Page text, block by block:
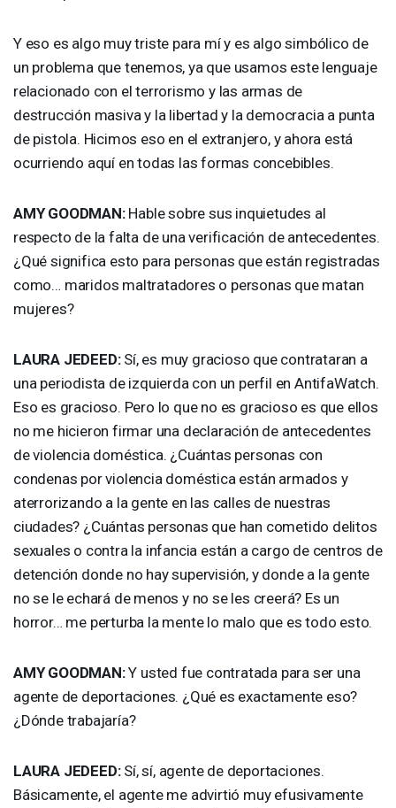
Y eso es algo muy triste para mí y es algo simbólico de
un problema que tenemos, ya que usamos este lenguaje
relacionado con el terrorismo y las armas de
destrucción masiva y la libertad y la democracia a punta
de pistola. Hicimos eso en el extranjero, y ahora está
ocurriendo aquí en todas las formas concebibles.
AMY GOODMAN:Hable sobre sus inquietudes al
respecto de la falta de una verificación de antecedentes.
¿Qué significa esto para personas que están registradas
como… maridos maltratadores o personas que matan
mujeres?
LAURA JEDEED:Sí, es muy gracioso que contrataran a
una periodista de izquierda con un perfil en AntifaWatch.
Eso es gracioso. Pero lo que no es gracioso es que ellos
no me hicieron firmar una declaración de antecedentes
de violencia doméstica. ¿Cuántas personas con
condenas por violencia doméstica están armados y
aterrorizando a la gente en las calles de nuestras
ciudades? ¿Cuántas personas que han cometido delitos
sexuales o contra la infancia están a cargo de centros de
detención donde no hay supervisión, y donde a la gente
no se le echará de menos y no se les creerá? Es un
horror… me perturba la mente lo malo que es todo esto.
AMY GOODMAN:Y usted fue contratada para ser una
agente de deportaciones. ¿Qué es exactamente eso?
¿Dónde trabajaría?
LAURA JEDEED:Sí, sí, agente de deportaciones.
Básicamente, el agente me advirtió muy efusivamente